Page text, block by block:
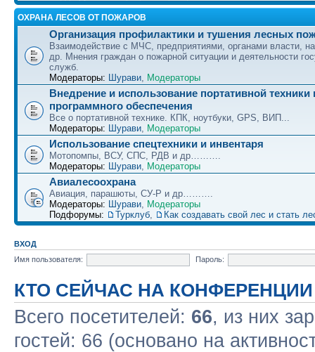
ОХРАНА ЛЕСОВ ОТ ПОЖАРОВ
Организация профилактики и тушения лесных
Взаимодействие с МЧС, предприятиями, органами власти,
др. Мнения граждан о пожарной ситуации и деятельности
служб.
Модераторы: Шурави, Модераторы
Внедрение и использование портативной техники
программного обеспечения
Все о портативной технике. КПК, ноутбуки, GPS, ВИП...
Модераторы: Шурави, Модераторы
Использование спецтехники и инвентаря
Мотопомпы, ВСУ, СПС, РДВ и др……….
Модераторы: Шурави, Модераторы
Авиалесоохрана
Авиация, парашюты, СУ-Р и др……….
Модераторы: Шурави, Модераторы
Подфорумы:
Турклуб, Как создавать свой лес и стать
ВХОД
Имя пользователя:
Пароль:
КТО СЕЙЧАС НА КОНФЕРЕНЦИИ
Всего посетителей: 66, из них
гостей: 66 (основано на